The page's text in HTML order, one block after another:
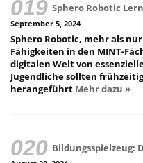
Sphero Robotic
September 5, 2024
Sphero Robotic, mehr als
Fähigkeiten in den MINT-
digitalen Welt von
Jugendliche sollten
herangeführt Mehr dazu »
Bildungsspielzeug: